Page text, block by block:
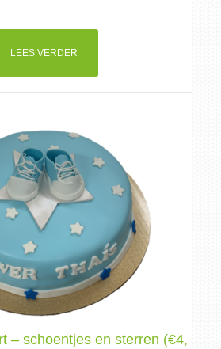
LEES VERDER
– schoentjes en sterren (€4,